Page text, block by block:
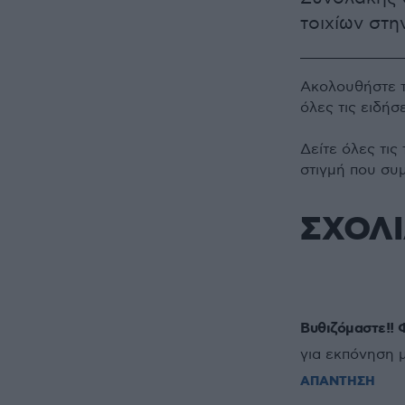
τοιχίων
Ακολουθήστε
όλες τις
Δείτε όλες τις
στιγμή που
Βυθιζόμαστε!!
για εκπόνηση
ΑΠΑΝΤΗΣΗ